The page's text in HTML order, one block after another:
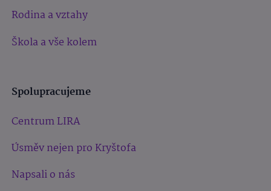
Rodina a vztahy
Škola a vše kolem
Spolupracujeme
Centrum LIRA
Úsměv nejen pro Kryštofa
Napsali o nás